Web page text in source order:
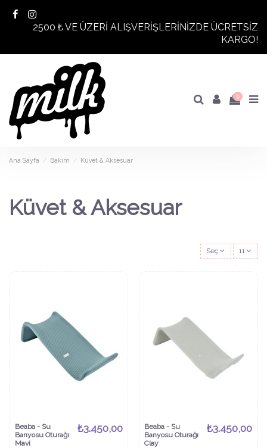
2500 ₺ VE ÜZERİ ALIŞVERİŞLERİNİZDE ÜCRETSİZ
KARGO!
0
Ana Sayfa Bakım Küvet & Aksesuar
Küvet & Aksesuar
Seç 11
Beaba - Su
Banyosu Oturağı
Mavi
₺3.450,00
Beaba - Su
Banyosu Oturağı
Clay
₺3.450,00